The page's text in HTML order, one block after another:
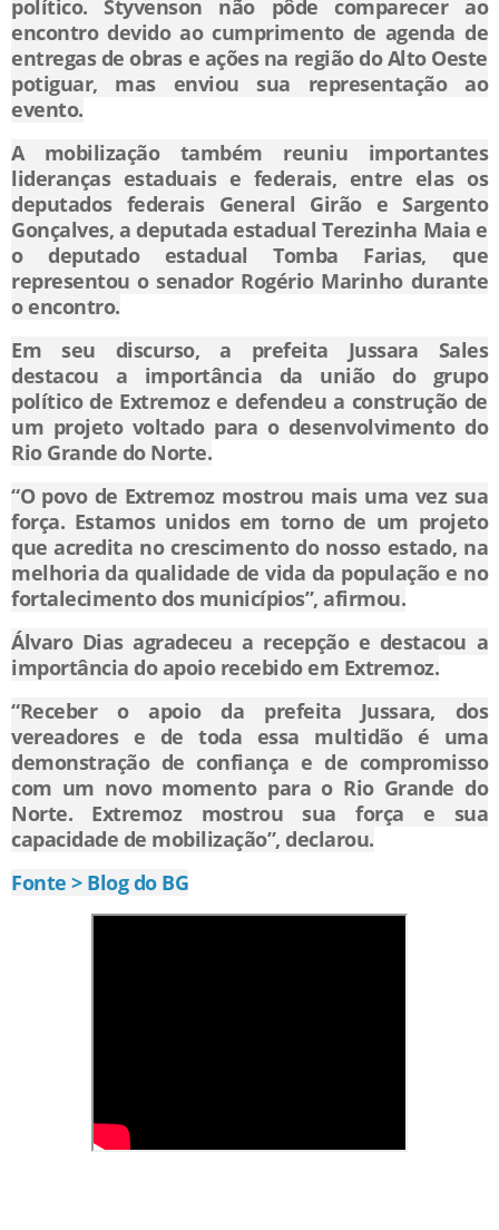
político. Styvenson não pôde comparecer ao
encontro devido ao cumprimento de agenda de
entregas de obras e ações na região do Alto Oeste
potiguar, mas enviou sua representação ao
evento.
A mobilização também reuniu importantes
lideranças estaduais e federais, entre elas os
deputados federais General Girão e Sargento
Gonçalves, a deputada estadual Terezinha Maia e
o deputado estadual Tomba Farias, que
representou o senador Rogério Marinho durante
o encontro.
Em seu discurso, a prefeita Jussara Sales
destacou a importância da união do grupo
político de Extremoz e defendeu a construção de
um projeto voltado para o desenvolvimento do
Rio Grande do Norte.
“O povo de Extremoz mostrou mais uma vez sua
força. Estamos unidos em torno de um projeto
que acredita no crescimento do nosso estado, na
melhoria da qualidade de vida da população e no
fortalecimento dos municípios”, afirmou.
Álvaro Dias agradeceu a recepção e destacou a
importância do apoio recebido em Extremoz.
“Receber o apoio da prefeita Jussara, dos
vereadores e de toda essa multidão é uma
demonstração de confiança e de compromisso
com um novo momento para o Rio Grande do
Norte. Extremoz mostrou sua força e sua
capacidade de mobilização”, declarou.
Fonte > Blog do BG